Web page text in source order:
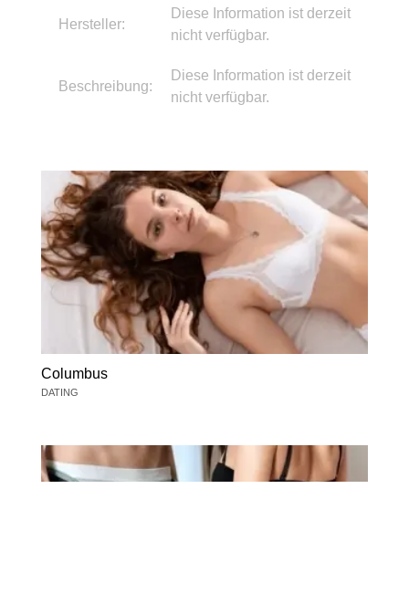
Hersteller:
Diese Information ist derzeit
nicht verfügbar.
Beschreibung:
Diese Information ist derzeit
nicht verfügbar.
Columbus
DATING